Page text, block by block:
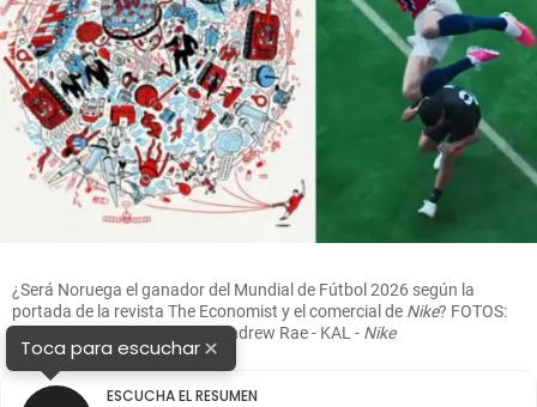
¿Será Noruega el ganador del Mundial de Fútbol 2026 según la
portada de la revista The Economist y el comercial de Nike? FOTOS:
The Economist Illustration - Andrew Rae - KAL - Nike
Toca para escuchar×
ESCUCHA EL RESUMEN